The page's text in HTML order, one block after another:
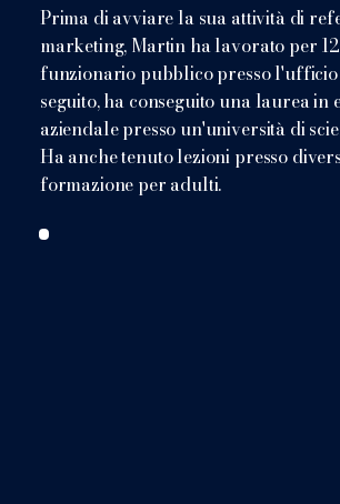
Prima di avviare la sua attività di
marketing, Martin ha lavorato per
funzionario pubblico presso
seguito, ha conseguito una laurea in
aziendale presso un'università di
Ha anche tenuto lezioni presso
formazione per adulti.